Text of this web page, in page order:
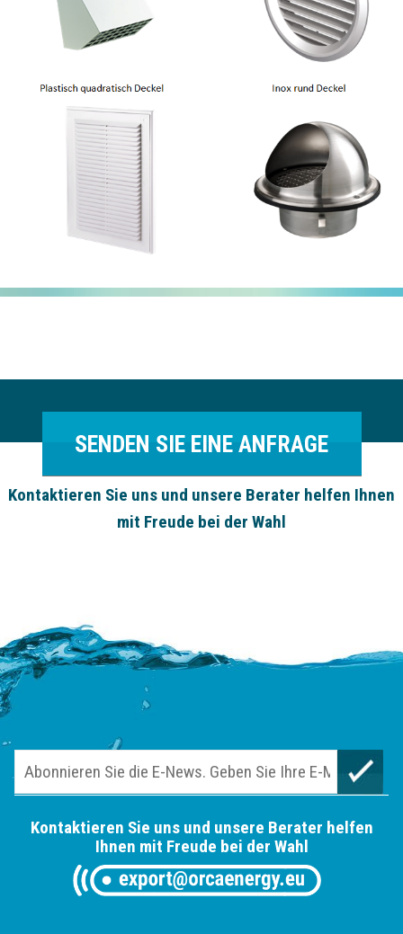
SENDEN SIE EINE ANFRAGE
Kontaktieren Sie uns und unsere Berater helfen Ihnen
mit Freude bei der Wahl
Kontaktieren Sie uns und unsere Berater helfen
Ihnen mit Freude bei der Wahl